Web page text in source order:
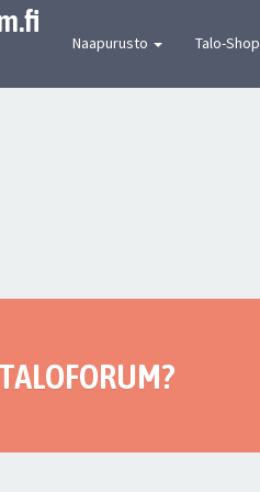
Naapurusto Talo-Shop
mekka] Suomen